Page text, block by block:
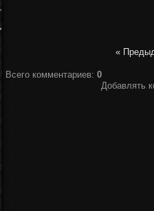
«
Всего комментариев: 0
Добавлять